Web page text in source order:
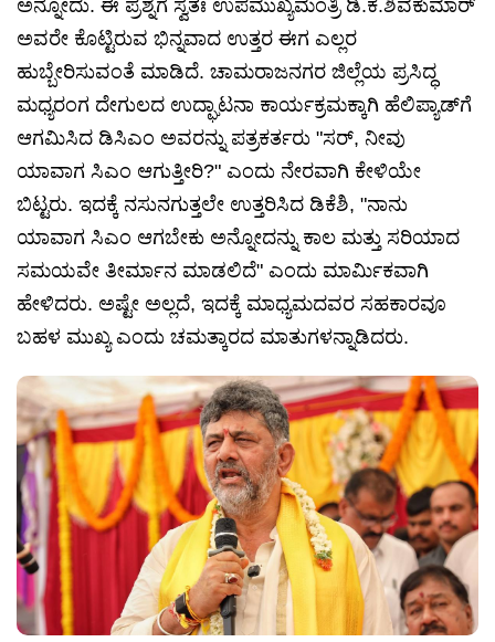
ಅನ್ನೋದು. ಈ ಪ್ರಶ್ನೆಗೆ ಸ್ವತಃ ಉಪಮುಖ್ಯಮಂತ್ರಿ ಡಿ.ಕೆ.ಶಿವಕುಮಾರ್
ಅವರೇ ಕೊಟ್ಟಿರುವ ಭಿನ್ನವಾದ ಉತ್ತರ ಈಗ ಎಲ್ಲರ
ಹುಬ್ಬೇರಿಸುವಂತೆ ಮಾಡಿದೆ. ಚಾಮರಾಜನಗರ ಜಿಲ್ಲೆಯ ಪ್ರಸಿದ್ಧ
ಮಧ್ಯರಂಗ ದೇಗುಲದ ಉದ್ಘಾಟನಾ ಕಾರ್ಯಕ್ರಮಕ್ಕಾಗಿ ಹೆಲಿಪ್ಯಾಡ್‌ಗೆ
ಆಗಮಿಸಿದ ಡಿಸಿಎಂ ಅವರನ್ನು ಪತ್ರಕರ್ತರು "ಸರ್, ನೀವು
ಯಾವಾಗ ಸಿಎಂ ಆಗುತ್ತೀರಿ?" ಎಂದು ನೇರವಾಗಿ ಕೇಳಿಯೇ
ಬಿಟ್ಟರು. ಇದಕ್ಕೆ ನಸುನಗುತ್ತಲೇ ಉತ್ತರಿಸಿದ ಡಿಕೆಶಿ, "ನಾನು
ಯಾವಾಗ ಸಿಎಂ ಆಗಬೇಕು ಅನ್ನೋದನ್ನು ಕಾಲ ಮತ್ತು ಸರಿಯಾದ
ಸಮಯವೇ ತೀರ್ಮಾನ ಮಾಡಲಿದೆ" ಎಂದು ಮಾರ್ಮಿಕವಾಗಿ
ಹೇಳಿದರು. ಅಷ್ಟೇ ಅಲ್ಲದೆ, ಇದಕ್ಕೆ ಮಾಧ್ಯಮದವರ ಸಹಕಾರವೂ
ಬಹಳ ಮುಖ್ಯ ಎಂದು ಚಮತ್ಕಾರದ ಮಾತುಗಳನ್ನಾಡಿದರು.